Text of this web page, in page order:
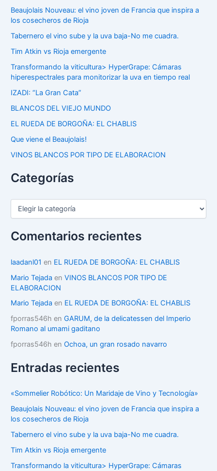
Beaujolais Nouveau: el vino joven de Francia que inspira a
los cosecheros de Rioja
Tabernero el vino sube y la uva baja-No me cuadra.
Tim Atkin vs Rioja emergente
Transformando la viticultura> HyperGrape: Cámaras
hiperespectrales para monitorizar la uva en tiempo real
IZADI: “La Gran Cata”
BLANCOS DEL VIEJO MUNDO
EL RUEDA DE BORGOÑA: EL CHABLIS
Que viene el Beaujolais!
VINOS BLANCOS POR TIPO DE ELABORACION
Categorías
C
e
g
r
a
s
Comentarios recientes
laadanl01 en EL RUEDA DE BORGOÑA: EL CHABLIS
Mario Tejada enVINOS BLANCOS POR TIPO DE
ELABORACION
Mario Tejada en EL RUEDA DE BORGOÑA: EL CHABLIS
fporras546h en GARUM, de la delicatessen del Imperio
Romano al umami gaditano
fporras546h en Ochoa, un gran rosado navarro
Entradas recientes
«Sommelier Robótico: Un Maridaje de Vino y Tecnología»
Beaujolais Nouveau: el vino joven de Francia que inspira a
los cosecheros de Rioja
Tabernero el vino sube y la uva baja-No me cuadra.
Tim Atkin vs Rioja emergente
Transformando la viticultura> HyperGrape: Cámaras